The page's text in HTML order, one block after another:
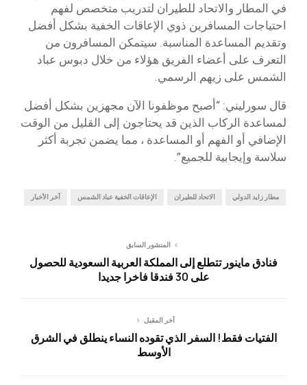
في المطار والاتحاد للطيران لتدريب متخصص لفهم
احتياجات المسافرين ذوي الإعاقات الخفية بشكل أفضل
وتقديم المساعدة المناسبة. سيتمكن المسافرون من
التعرف على أعضاء الفريق هؤلاء من خلال دبوس عباد
الشمس على زيهم الرسمي.
قال سورليني: “أصبح موظفونا الآن مجهزين بشكل أفضل
لمساعدة الركاب الذين قد يحتاجون إلى القليل من الوقت
الإضافي أو الفهم أو المساعدة ، مما يضمن تجربة أكثر
سلاسة وإيجابية للجميع”.
آخر الأخبار الإعاقات الخفية عباد الشمس الاتحاد للطيران مطار زايد الدولي
المنشور السابق
فنادق ماينور تتطلع إلى المملكة العربية السعودية للحصول
على 30 فندقا فاخرا جديدا
آخر المقبل
الفتيات فقط! السفر الذي تقوده النساء ينطلق في الشرق
الأوسط